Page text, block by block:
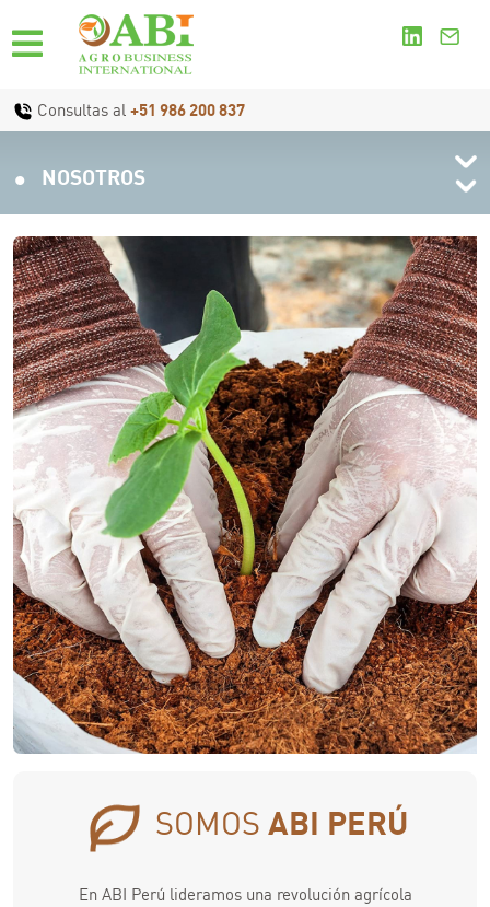
Consultas al +51 986 200 837
. NOSOTROS
SOMOS ABI PERÚ
En ABI Perú lideramos una revolución agrícola